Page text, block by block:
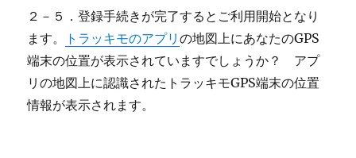
２－５．登録手続きが完了するとご利用開始となり
ます。
トラッキモのアプリの地図上にあなたのGPS
端末の位置が表示されていますでしょうか？ アプ
リの地図上に認識されたトラッキモGPS端末の位置
情報が表示されます。